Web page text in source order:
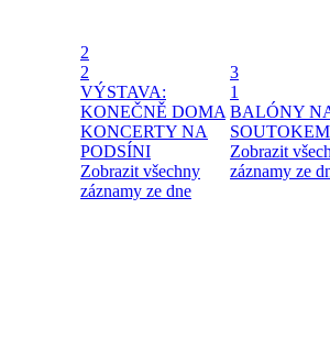
2
2
VÝSTAVA:
KONEČNĚ DOMA
KONCERTY NA
PODSÍNI
Zobrazit všechny
záznamy ze dne
3
1
BALÓNY
SOUTOKEM
Zobrazit
záznamy ze